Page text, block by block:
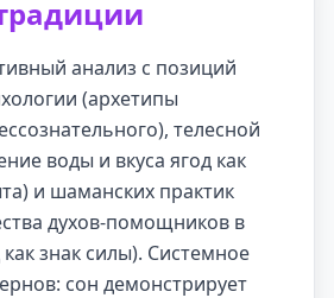
анализ с позиций
(архетипы
телесной
воды и вкуса ягод как
и шаманских практик
духов-помощников в
знак силы). Системное
сон демонстрирует